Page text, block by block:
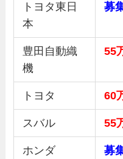
トヨタ東日
本
募
豊田自動織
機
55
トヨタ 60
スバル 55
ホンダ 募